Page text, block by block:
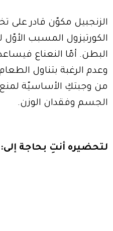
الزنجبيل مكوّن قادر
الكورتيزول المسبب
البطن. أمّا النعناع
وعدم الرغبة بتناول
من وجبتكِ الأساسيّة
الجسم وفقدان الوزن.
لتحضيره أنتِ بحاجة إلى: